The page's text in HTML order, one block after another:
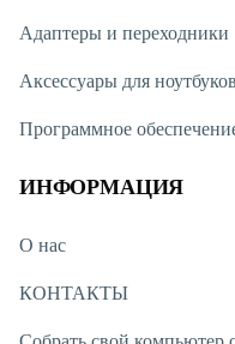
Адаптеры и переходники
Аксессуары для ноутбуков
Программное
ИНФОРМАЦИЯ
О нас
КОНТАКТЫ